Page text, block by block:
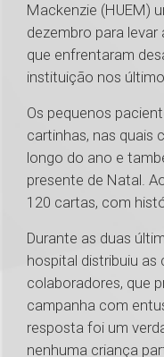
Mackenzie (HUEM)
dezembro para levar
que enfrentaram
instituição nos
Os pequenos
cartinhas, nas quais
longo do ano e
presente de Natal.
120 cartas, com
Durante as duas
hospital distribuiu as
colaboradores, que
campanha com
resposta foi um
nenhuma criança